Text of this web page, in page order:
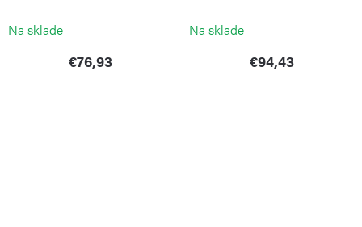
Na sklade
€76,93
Na sklade
€94,43